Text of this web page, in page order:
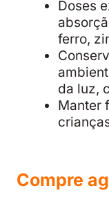
Doses
ferro,
da luz,
Manter
Compre